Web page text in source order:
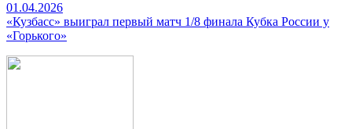
01.04.2026
«Кузбасс» выиграл первый матч 1/8 финала Кубка России у
«Горького»